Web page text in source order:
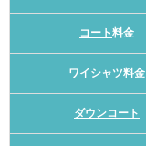
コート料金
ワイシャツ料金
ダウンコート